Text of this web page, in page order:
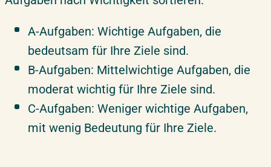
A-Aufgaben: Wichtige Aufgaben, die
bedeutsam für Ihre Ziele sind.
B-Aufgaben: Mittelwichtige Aufgaben, die
moderat wichtig für Ihre Ziele sind.
C-Aufgaben: Weniger wichtige Aufgaben,
mit wenig Bedeutung für Ihre Ziele.